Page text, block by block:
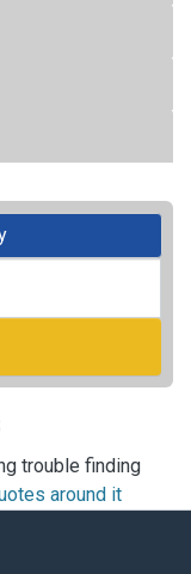
trouble finding
around it